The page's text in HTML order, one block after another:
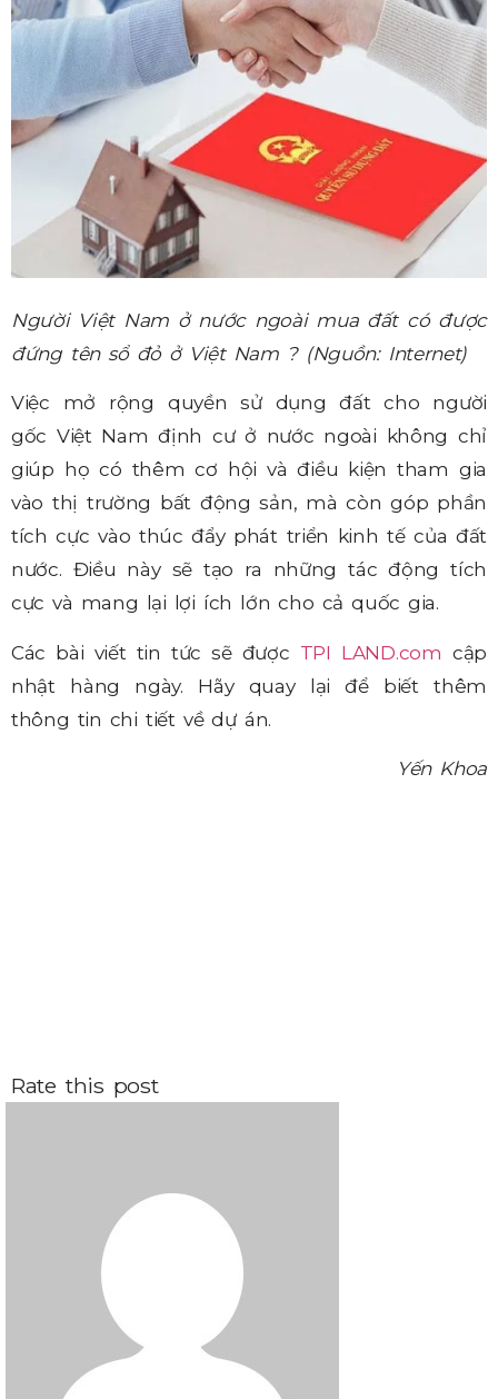
Người Việt Nam ở nước ngoài mua đất có được
đứng tên sổ đỏ ở Việt Nam ? (Nguồn: Internet)
Việc mở rộng quyền sử dụng đất cho người
gốc Việt Nam định cư ở nước ngoài không chỉ
giúp họ có thêm cơ hội và điều kiện tham gia
vào thị trường bất động sản, mà còn góp phần
tích cực vào thúc đẩy phát triển kinh tế của đất
nước. Điều này sẽ tạo ra những tác động tích
cực và mang lại lợi ích lớn cho cả quốc gia.
Các bài viết tin tức sẽ được TPI LAND.com cập
nhật hàng ngày. Hãy quay lại để biết thêm
thông tin chi tiết về dự án.
Yến Khoa
Rate this post